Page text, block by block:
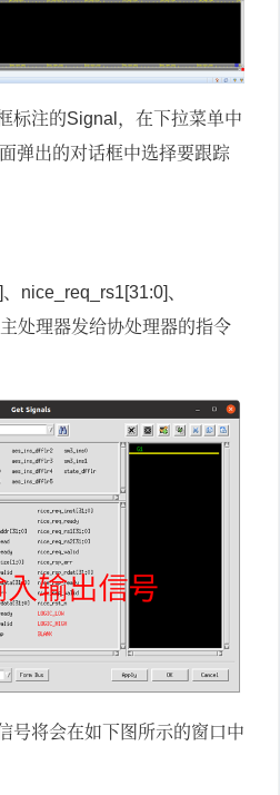
标注的Signal ，在下拉菜单中
弹出的对话框中选择要跟踪
、 nice_req_rs1[31:0]、
处理器发给协处理器的指令
号将会在如下图所示的窗口中